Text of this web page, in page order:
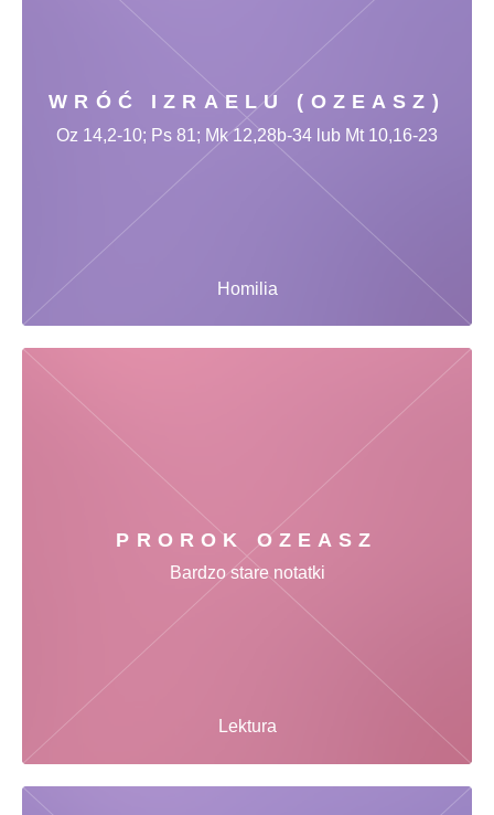
WRÓĆ IZRAELU (OZEASZ)
Homilia
Oz 14,2-10; Ps 81; Mk 12,28b-34 lub Mt 10,16-23
PROROK OZEASZ
Lektura
Bardzo stare notatki